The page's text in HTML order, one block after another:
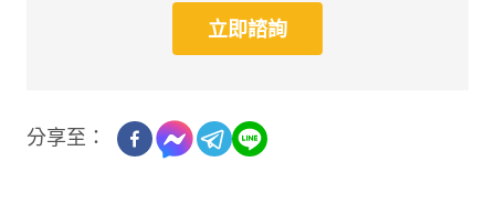
立即諮詢
分享至：